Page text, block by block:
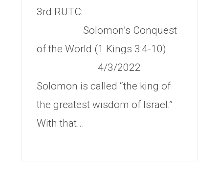
3rd RUTC:
Solomon’s Conquest
of the World (1 Kings 3:4-10)
4/3/2022
Solomon is called “the king of
the greatest wisdom of Israel.”
With that...